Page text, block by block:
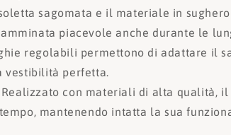
sagomata e il materiale in
piacevole anche durante le
regolabili permettono di adattare il
vestibilità perfetta.
Realizzato con materiali di alta qualità, il
mantenendo intatta la sua